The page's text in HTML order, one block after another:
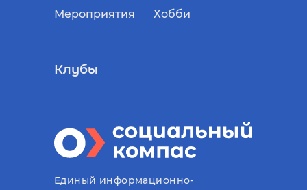
Мероприятия
Хобби
Клубы
Единый информационно-